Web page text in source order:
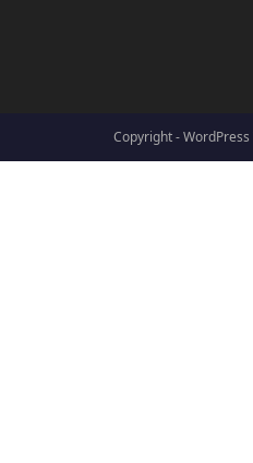
Copyright -